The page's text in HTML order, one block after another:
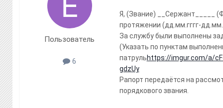
Пользователь
6
Я, (Звание) __Сержант_____
протяжении (дд.мм.гггг-
За службу были выполнены
(Указать по пунктам
патрульhttps://imgur.com/a/
gdzUy
Рапорт передаётся на
порядкового звания.